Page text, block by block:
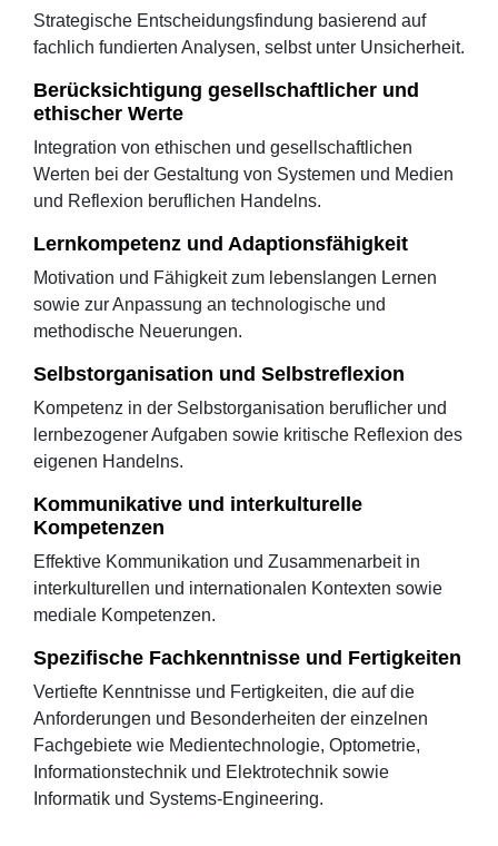
Strategische Entscheidungsfindung basierend auf
fachlich fundierten Analysen, selbst unter Unsicherheit.
Berücksichtigung gesellschaftlicher und
ethischer Werte
Integration von ethischen und gesellschaftlichen
Werten bei der Gestaltung von Systemen und Medien
und Reflexion beruflichen Handelns.
Lernkompetenz und Adaptionsfähigkeit
Motivation und Fähigkeit zum lebenslangen Lernen
sowie zur Anpassung an technologische und
methodische Neuerungen.
Selbstorganisation und Selbstreflexion
Kompetenz in der Selbstorganisation beruflicher und
lernbezogener Aufgaben sowie kritische Reflexion des
eigenen Handelns.
Kommunikative und interkulturelle
Kompetenzen
Effektive Kommunikation und Zusammenarbeit in
interkulturellen und internationalen Kontexten sowie
mediale Kompetenzen.
Spezifische Fachkenntnisse und Fertigkeiten
Vertiefte Kenntnisse und Fertigkeiten, die auf die
Anforderungen und Besonderheiten der einzelnen
Fachgebiete wie Medientechnologie, Optometrie,
Informationstechnik und Elektrotechnik sowie
Informatik und Systems-Engineering.